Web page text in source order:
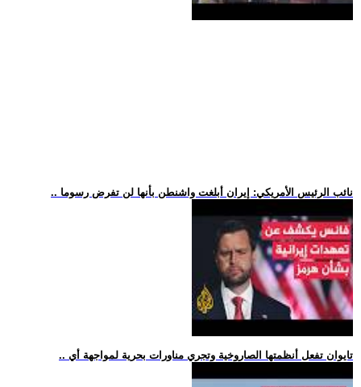
.. نائب الرئيس الأمريكي: إيران أبلغت واشنطن بأنها لن تفرض رسوما
.. تايوان تفعل أنظمتها الصاروخية وتجري مناورات بحرية لمواجهة أي